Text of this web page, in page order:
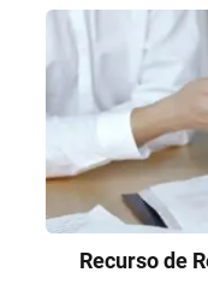
Recurso de